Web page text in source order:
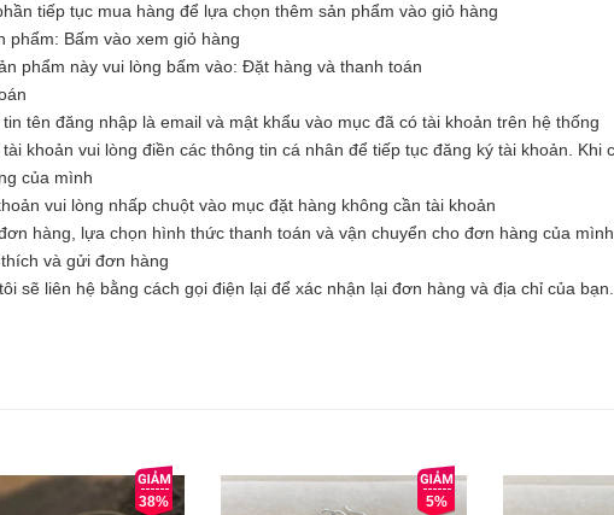
tiếp tục mua hàng để lựa chọn thêm sản phẩm vào giỏ hàng
phẩm: Bấm vào xem giỏ hàng
phẩm này vui lòng bấm vào: Đặt hàng và thanh toán
tên đăng nhập là email và mật khẩu vào mục đã có tài khoản trên hệ thống
khoản vui lòng điền các thông tin cá nhân để tiếp tục đăng ký tài khoản. Khi
của mình
vui lòng nhấp chuột vào mục đặt hàng không cần tài khoản
hàng, lựa chọn hình thức thanh toán và vận chuyển cho đơn hàng của mình
và gửi đơn hàng
sẽ liên hệ bằng cách gọi điện lại để xác nhận lại đơn hàng và địa chỉ của bạn.
38% 5%